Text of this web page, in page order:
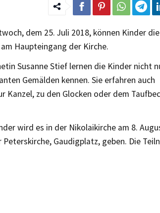
dem 25. Juli 2018, können Kinder
Haupteingang der Kirche.
Susanne Stief lernen die Kinder nicht
Gemälden kennen. Sie erfahren auch
Kanzel, zu den Glocken oder dem
wird es in der Nikolaikirche am 8.
Peterskirche, Gaudigplatz, geben. Die